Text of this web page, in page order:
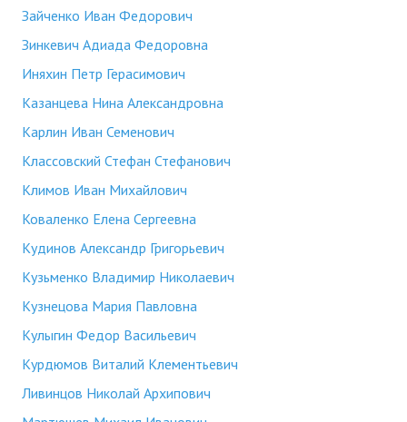
Зайченко Иван Федорович
Зинкевич Адиада Федоровна
Иняхин Петр Герасимович
Казанцева Нина Александровна
Карлин Иван Семенович
Классовский Стефан Стефанович
Климов Иван Михайлович
Коваленко Елена Сергеевна
Кудинов Александр Григорьевич
Кузьменко Владимир Николаевич
Кузнецова Мария Павловна
Кулыгин Федор Васильевич
Курдюмов Виталий Клементьевич
Ливинцов Николай Архипович